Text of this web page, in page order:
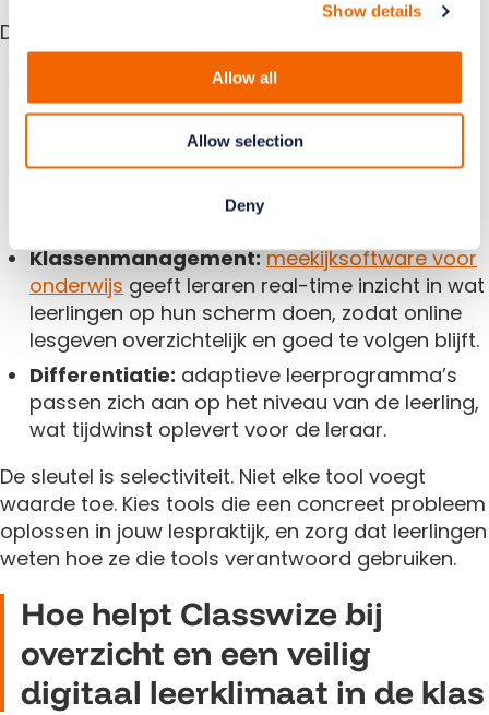
Show details
Allow all
Allow selection
Deny
Denk aan tools voor:
Formatief toetsen:digitale quiztools geven
snel inzicht in wat leerlingen al begrijpen en
waar extra uitleg nuttig is.
Samenwerken:gedeelde documenten en
digitale whiteboards maken samenwerken
zichtbaar en laagdrempelig.
Klassenmanagement: meekijksoftware voor
onderwijs geeft leraren real-time inzicht in wat
leerlingen op hun scherm doen, zodat online
lesgeven overzichtelijk en goed te volgen blijft.
Differentiatie: adaptieve leerprogramma’s
passen zich aan op het niveau van de leerling,
wat tijdwinst oplevert voor de leraar.
De sleutel is selectiviteit. Niet elke tool voegt
waarde toe. Kies tools die een concreet probleem
oplossen in jouw lespraktijk, en zorg dat leerlingen
weten hoe ze die tools verantwoord gebruiken.
Hoe helpt Classwize bij
overzicht en een veilig
digitaal leerklimaat in de klas